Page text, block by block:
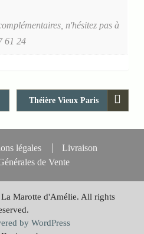
n'hésitez pas à
61 24
Théière Vieux Paris
légales
Livraison
de Vente
Marotte d'Amélie. All rights
by WordPress